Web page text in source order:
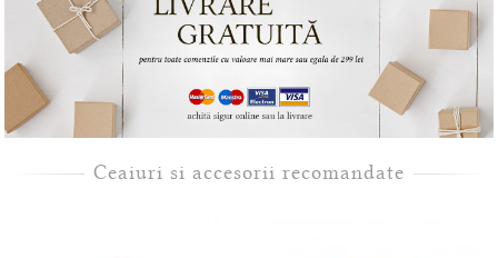
Ceaiuri si accesorii recomandate